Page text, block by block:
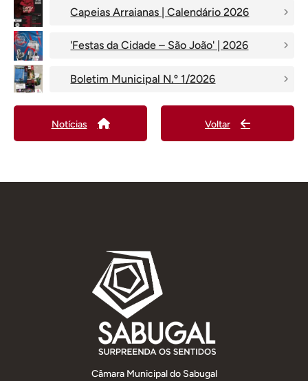
Capeias Arraianas | Calendário 2026
'Festas da Cidade – São João' | 2026
Boletim Municipal N.º 1/2026
Notícias Voltar
Câmara Municipal do Sabugal